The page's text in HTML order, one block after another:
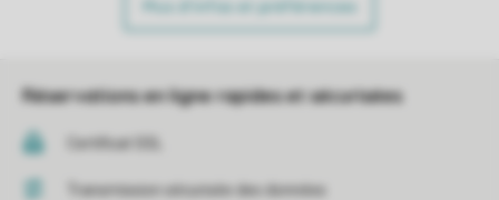
Plus d’infos et préférences
Réservations en ligne rapides et sécurisées
Certificat SSL
Transmission sécurisée des données